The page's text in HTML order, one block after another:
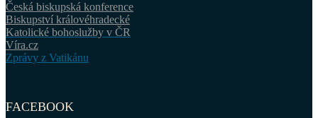
Česká biskupská konference
Biskupství královéhradecké
Katolické bohoslužby v ČR
Víra.cz
Zprávy z Vatikánu
FACEBOOK